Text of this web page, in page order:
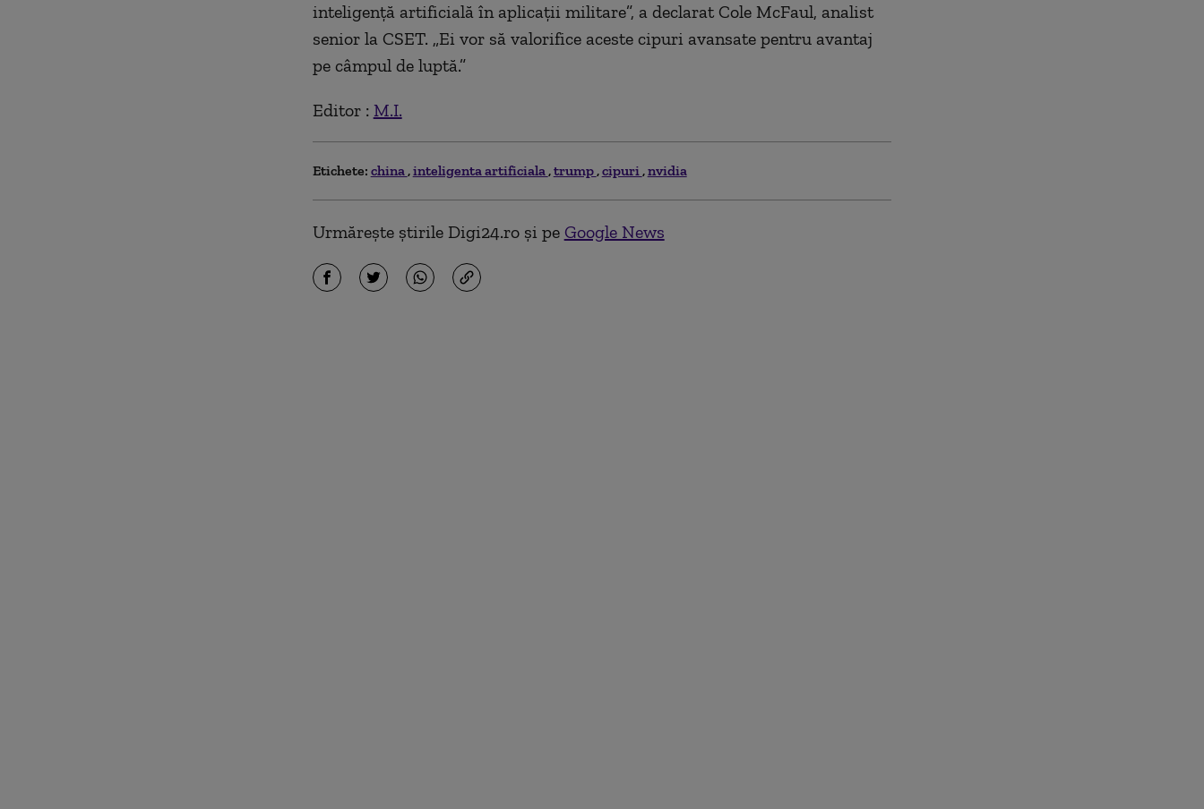
inteligență artificială în aplicații militare”, a declarat Cole McFaul, analist
senior la CSET. „Ei vor să valorifice aceste cipuri avansate pentru avantaj
pe câmpul de luptă.”
Editor : M.I.
Etichete: china inteligenta artificiala trump cipuri nvidia
Urmărește știrile Digi24.ro și pe Google News